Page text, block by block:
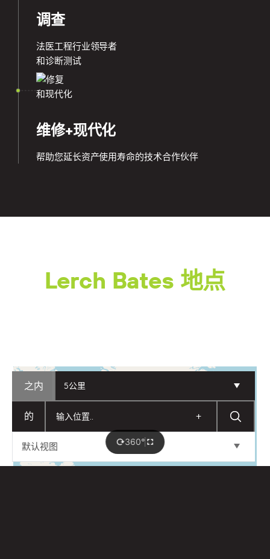
360°
调查
法医工程行业领导者
和诊断测试
维修+现代化
帮助您延长资产使用寿命的技术合作伙伴
Lerch Bates 地点
之内 5公里
的 +
默认视图